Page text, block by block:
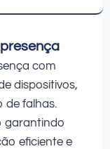
com
dispositivos,
de falhas.
garantindo
eficiente e